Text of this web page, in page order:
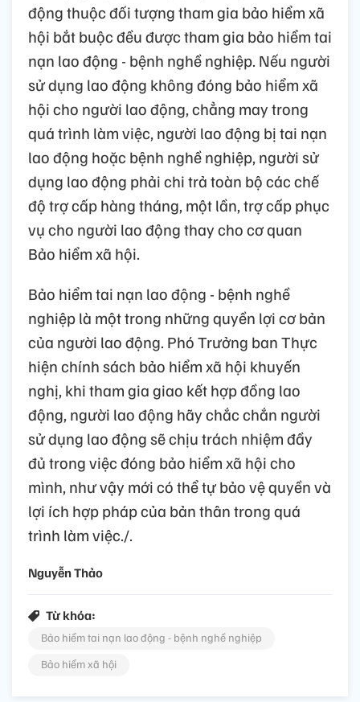
động thuộc đối tượng tham gia bảo hiểm xã
hội bắt buộc đều được tham gia bảo hiểm tai
nạn lao động - bệnh nghề nghiệp. Nếu người
sử dụng lao động không đóng bảo hiểm xã
hội cho người lao động, chẳng may trong
quá trình làm việc, người lao động bị tai nạn
lao động hoặc bệnh nghề nghiệp, người sử
dụng lao động phải chi trả toàn bộ các chế
độ trợ cấp hàng tháng, một lần, trợ cấp phục
vụ cho người lao động thay cho cơ quan
Bảo hiểm xã hội.
Bảo hiểm tai nạn lao động - bệnh nghề
nghiệp là một trong những quyền lợi cơ bản
của người lao động. Phó Trưởng ban Thực
hiện chính sách bảo hiểm xã hội khuyến
nghị, khi tham gia giao kết hợp đồng lao
động, người lao động hãy chắc chắn người
sử dụng lao động sẽ chịu trách nhiệm đầy
đủ trong việc đóng bảo hiểm xã hội cho
mình, như vậy mới có thể tự bảo vệ quyền và
lợi ích hợp pháp của bản thân trong quá
trình làm việc./.
Nguyễn Thảo
Từ khóa:
Bảo hiểm tai nạn lao động - bệnh nghề nghiệp
Bảo hiểm xã hội